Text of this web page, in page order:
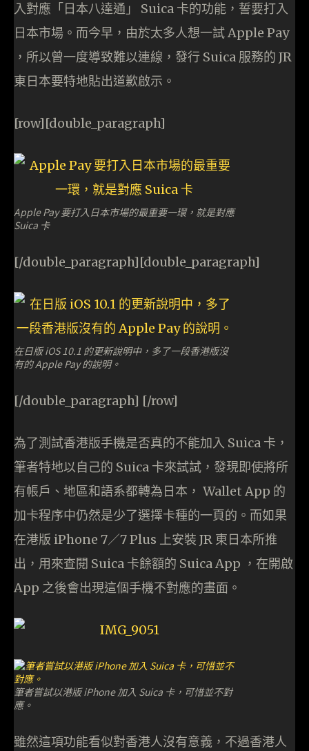
入對應「日本八達通」 Suica 卡的功能，誓要打入
日本市場。而今早，由於太多人想一試 Apple Pay
，所以曾一度導致難以連線，發行 Suica 服務的 JR
東日本要特地貼出道歉啟示。
[row][double_paragraph]
Apple Pay 要打入日本市場的最重要一環，就是對應
Suica 卡
[/double_paragraph][double_paragraph]
在日版 iOS 10.1 的更新說明中，多了一段香港版沒
有的 Apple Pay 的說明。
[/double_paragraph] [/row]
為了測試香港版手機是否真的不能加入 Suica 卡，
筆者特地以自己的 Suica 卡來試試，發現即使將所
有帳戶、地區和語系都轉為日本， Wallet App 的
加卡程序中仍然是少了選擇卡種的一頁的。而如果
在港版 iPhone 7／7 Plus 上安裝 JR 東日本所推
出，用來查閱 Suica 卡餘額的 Suica App ，在開啟
App 之後會出現這個手機不對應的畫面。
筆者嘗試以港版 iPhone 加入 Suica 卡，可惜並不對
應。
雖然這項功能看似對香港人沒有意義，不過香港人